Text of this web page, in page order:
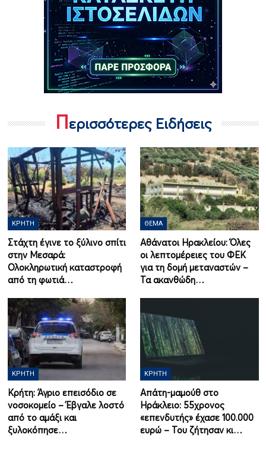
Περισσότερες Ειδήσεις
ΚΡΉΤΗ
Στάχτη έγινε το ξύλινο σπίτι
στην Μεσαρά:
Ολοκληρωτική καταστροφή
από τη φωτιά…
ΘΈΜΑ
Αθάνατοι Ηρακλείου: Όλες
οι λεπτομέρειες του ΦΕΚ
για τη δομή μεταναστών –
Τα ακανθώδη…
ΚΡΉΤΗ
Κρήτη: Άγριο επεισόδιο σε
νοσοκομείο – Έβγαλε λοστό
από το αμάξι και
ξυλοκόπησε…
ΚΡΉΤΗ
Απάτη-μαμούθ στο
Ηράκλειο: 55χρονος
«επενδυτής» έχασε 100.000
ευρώ – Του ζήτησαν κι…